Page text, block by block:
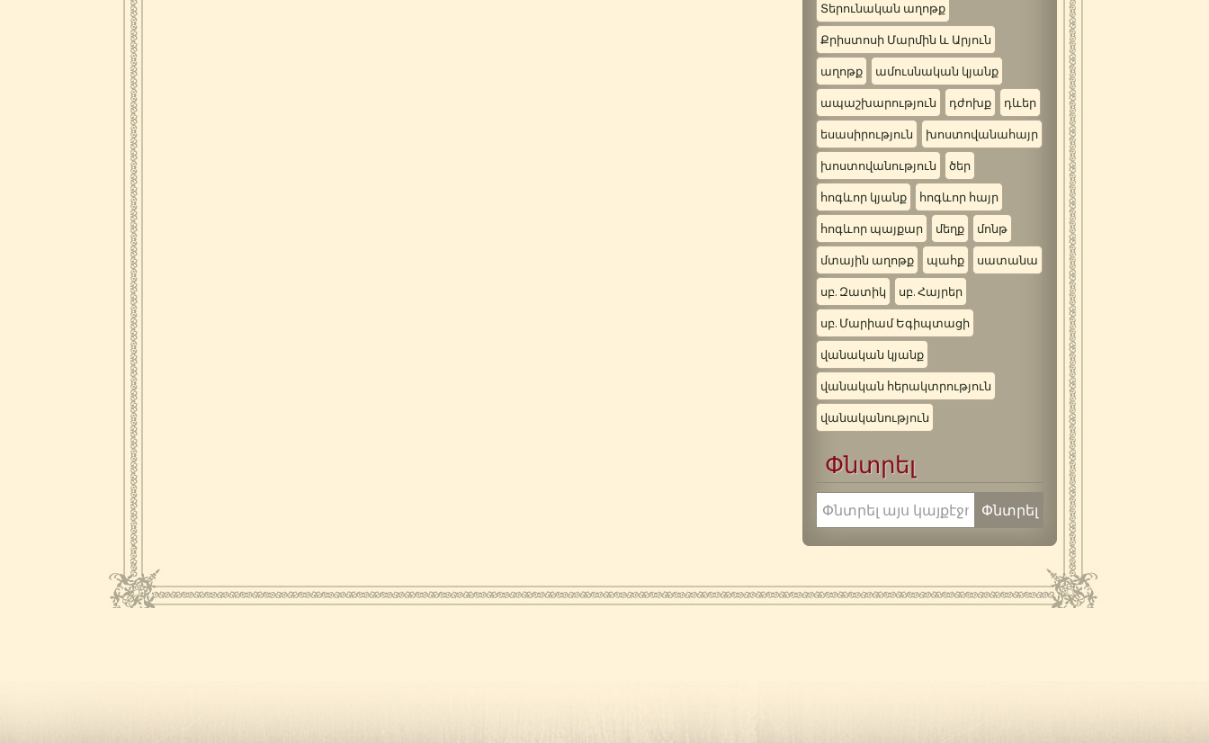
Տերունական աղոթք
Քրիստոսի Մարմին և Արյուն
աղոթք ամուսնական կյանք
ապաշխարություն դժոխք դևեր
եսասիրություն խոստովանահայր
խոստովանություն ծեր
հոգևոր կյանք հոգևոր հայր
հոգևոր պայքար մեղք մոնթ
մտային աղոթք պահք սատանա
սբ. Զատիկ սբ. Հայրեր
սբ. Մարիամ Եգիպտացի
վանական կյանք
վանական հերակտրություն
վանականություն
Փնտրել